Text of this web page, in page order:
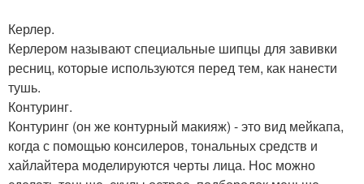
Керлер.
Керлером называют специальные шипцы для завивки
ресниц, которые используются перед тем, как нанести
тушь.
Контуринг.
Контуринг (он же контурный макияж) - это вид мейкапа,
когда с помощью консилеров, тональных средств и
хайлайтера моделируются черты лица. Нос можно